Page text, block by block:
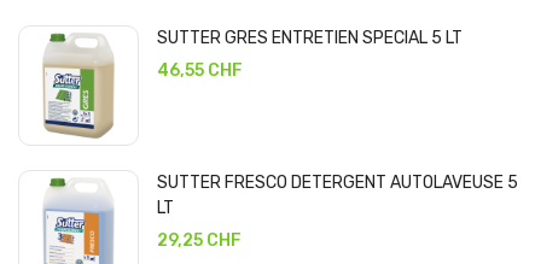
SUTTER GRES ENTRETIEN SPECIAL 5 LT
46,55 CHF
SUTTER FRESCO DETERGENT AUTOLAVEUSE 5
LT
29,25 CHF